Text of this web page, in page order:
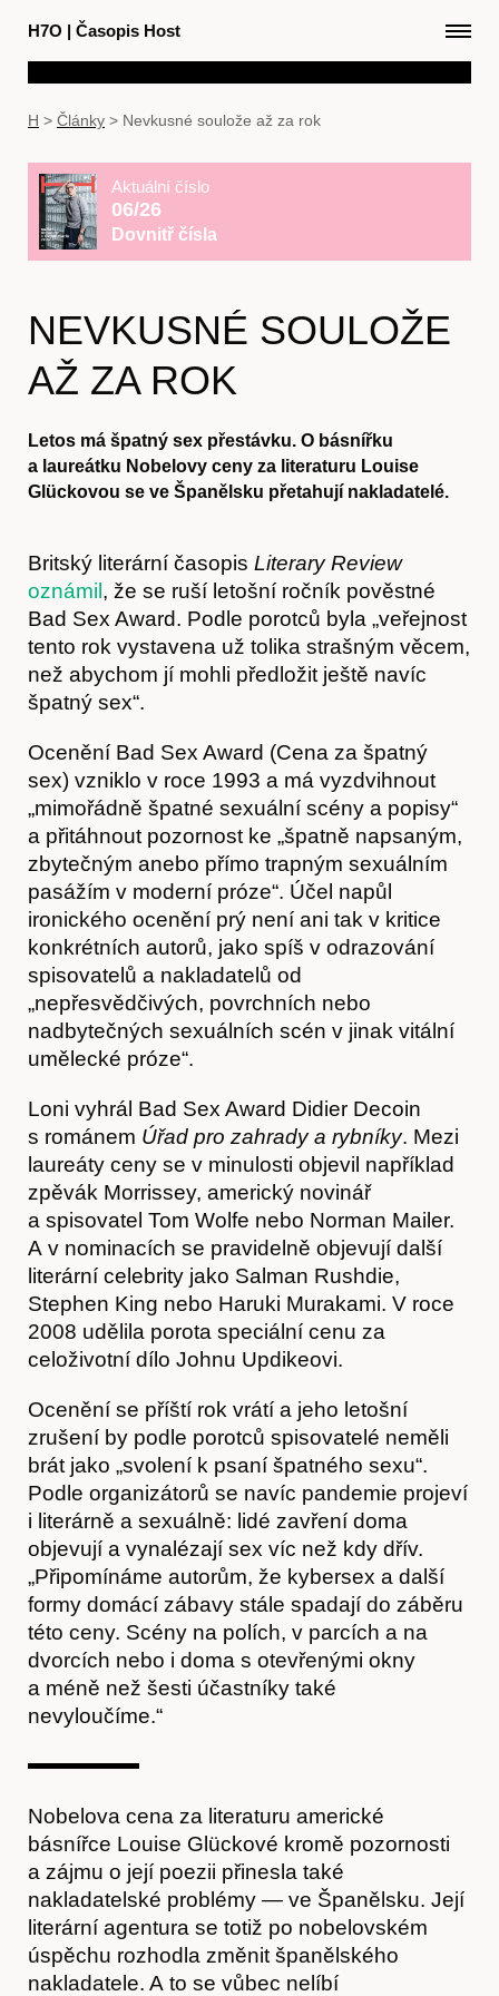
H7O | Časopis Host
Články
Časopis
Hostcast
H > Články > Nevkusné soulože až za rok
Aktuální číslo
06/26
Dovnitř čísla
NEVKUSNÉ SOULOŽE
AŽ ZA ROK
Letos má špatný sex přestávku. O básnířku
a laureátku Nobelovy ceny za literaturu Louise
Glückovou se ve Španělsku přetahují nakladatelé.
Britský literární časopis Literary Review
oznámil, že se ruší letošní ročník pověstné
Bad Sex Award. Podle porotců byla „veřejnost
tento rok vystavena už tolika strašným věcem,
než abychom jí mohli předložit ještě navíc
špatný sex“.
Ocenění Bad Sex Award (Cena za špatný
sex) vzniklo v roce 1993 a má vyzdvihnout
„mimořádně špatné sexuální scény a popisy“
a přitáhnout pozornost ke „špatně napsaným,
zbytečným anebo přímo trapným sexuálním
pasážím v moderní próze“. Účel napůl
ironického ocenění prý není ani tak v kritice
konkrétních autorů, jako spíš v odrazování
spisovatelů a nakladatelů od
„nepřesvědčivých, povrchních nebo
nadbytečných sexuálních scén v jinak vitální
umělecké próze“.
Loni vyhrál Bad Sex Award Didier Decoin
s románem Úřad pro zahrady a rybníky. Mezi
laureáty ceny se v minulosti objevil například
zpěvák Morrissey, americký novinář
a spisovatel Tom Wolfe nebo Norman Mailer.
A v nominacích se pravidelně objevují další
literární celebrity jako Salman Rushdie,
Stephen King nebo Haruki Murakami. V roce
2008 udělila porota speciální cenu za
celoživotní dílo Johnu Updikeovi.
Ocenění se příští rok vrátí a jeho letošní
zrušení by podle porotců spisovatelé neměli
brát jako „svolení k psaní špatného sexu“.
Podle organizátorů se navíc pandemie projeví
i literárně a sexuálně: lidé zavření doma
objevují a vynalézají sex víc než kdy dřív.
„Připomínáme autorům, že kybersex a další
formy domácí zábavy stále spadají do záběru
této ceny. Scény na polích, v parcích a na
dvorcích nebo i doma s otevřenými okny
a méně než šesti účastníky také
nevyloučíme.“
Nobelova cena za literaturu americké
básnířce Louise Glückové kromě pozornosti
a zájmu o její poezii přinesla také
nakladatelské problémy — ve Španělsku. Její
literární agentura se totiž po nobelovském
úspěchu rozhodla změnit španělského
nakladatele. A to se vůbec nelíbí